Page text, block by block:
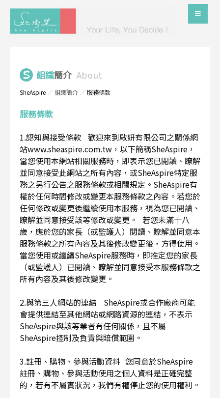
組織簡介 About
SheAspire ／組織簡介 ／服務條款
服務條款
1.認知與接受條款 歡迎來到啟妍有限公司之關係網
站www.sheaspire.com.tw，以下簡稱SheAspire，
當您使用本網站相關服務時，即表示您已閱讀、瞭解
並同意接受此網站之所有內容，或SheAspire特定服
務之另行公告之服務條款或相關規定。SheAspire有
權於任何時間修改或變更本服務條款之內容。若您於
任何修改或變更後繼續使用本服務，視為您已閱讀、
瞭解並同意接受該等修改或變更。 若您未滿十八
歲，應於您的家長（或監護人）閱讀、瞭解並同意本
服務條款之所有內容及其後修改變更後，方得使用。
當您使用或繼續SheAspire服務時，即推定您的家長
（或監護人）已閱讀、瞭解並同意接受本服務條款之
所有內容及其後修改變更。
2.與第三人網站的連結 SheAspire或合作廠商可能
會提供連結至其他網站或網路資源的連結，不表示
SheAspire與該等業者有任何關係，且不屬
SheAspire控制及負責與賠償範圍。
3.註冊、購物、參與活動資料 您同意於SheAspire
註冊、購物、參與活動使用之個人資料是正確完整
的，若有不屬實狀況，我們有權停止您的使用權利。